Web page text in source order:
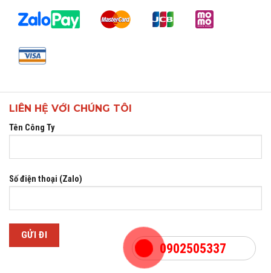
0902505337
LIÊN HỆ VỚI CHÚNG TÔI
Tên Công Ty
Số điện thoại (Zalo)